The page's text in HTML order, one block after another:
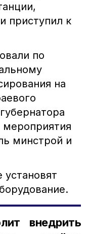
приступил к
по
на
минстрой и
установят
внедрить